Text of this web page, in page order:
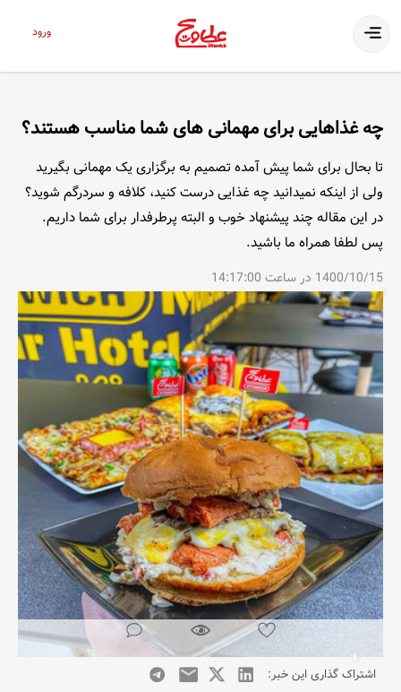
ورود
چه غذاهایی برای مهمانی های شما مناسب هستند؟
1400/10/15 در ساعت 14:17:00
تا بحال برای شما پیش آمده تصمیم به برگزاری یک مهمانی بگیرید
ولی از اینکه نمیدانید چه غذایی درست کنید، کلافه و سردرگم شوید؟
در این مقاله چند پیشنهاد خوب و البته پرطرفدار برای شما داریم.
پس لطفا همراه ما باشید.
اشتراک گذاری این خبر: